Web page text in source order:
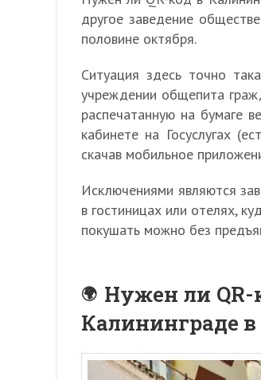
другое заведение
половине октября.
Ситуация здесь точно
учреждении общепита
распечатанную на бумаге
кабинете на Госуслугах
скачав мобильное
Исключениями являются
в гостиницах или отелях,
покушать можно без
Нужен ли QR-
Калининграде в